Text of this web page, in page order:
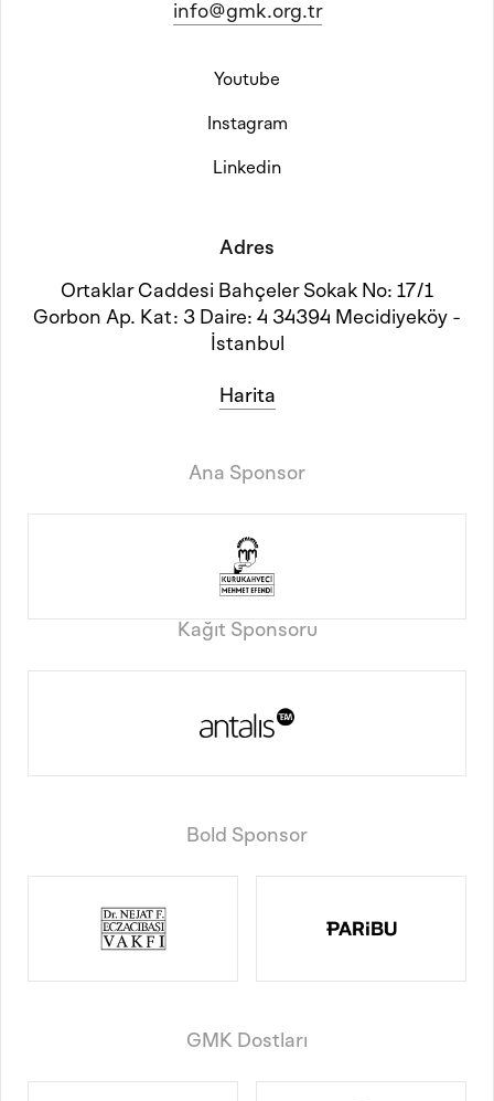
info@gmk.org.tr
Youtube
Instagram
Linkedin
Adres
Ortaklar Caddesi Bahçeler Sokak No: 17/1
Gorbon Ap. Kat: 3 Daire: 4 34394 Mecidiyeköy -
İstanbul
Harita
Ana Sponsor
Kağıt Sponsoru
Bold Sponsor
GMK Dostları